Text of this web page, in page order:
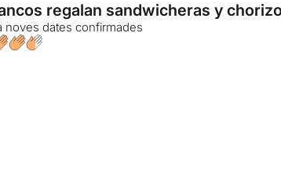
regalan sandwicheras y
noves dates confirmades